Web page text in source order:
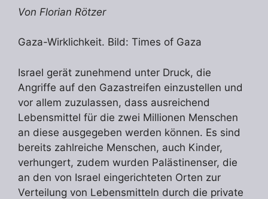
Von Florian Rötzer
Gaza-Wirklichkeit. Bild: Times of Gaza
Israel gerät zunehmend unter Druck, die
Angriffe auf den Gazastreifen einzustellen und
vor allem zuzulassen, dass ausreichend
Lebensmittel für die zwei Millionen Menschen
an diese ausgegeben werden können. Es sind
bereits zahlreiche Menschen, auch Kinder,
verhungert, zudem wurden Palästinenser, die
an den von Israel eingerichteten Orten zur
Verteilung von Lebensmitteln durch die private